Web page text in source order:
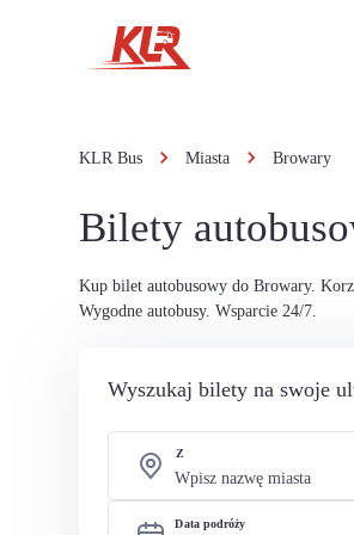
KLR Bus Miasta Browary
Bilety
Kup bilet autobusowy do Browary.
Wygodne autobusy. Wsparcie 24/7.
Wyszukaj bilety na swoje
Z
Data podróży